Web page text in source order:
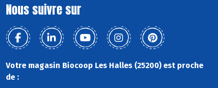
Nous suivre sur
Votre magasin Biocoop Les Halles (25200) est proche
de :